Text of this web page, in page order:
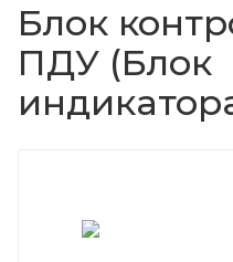
Блок
ПДУ (Блок